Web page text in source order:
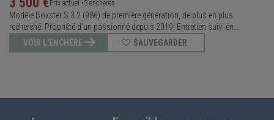
Prix actuel •3 enchères
Modèle Boxster S 3.2 (986) de première génération, de plus en plus
recherché. Propriété d'un passionné depuis 2019. Entretien suivi en
concession Porsche et chez des spécialistes de la marque. Embrayage,
silencieux arrière et catalyseurs remplacés récemment. Vidange moteur
VOIR L'ENCHÈRE SAUVEGARDER